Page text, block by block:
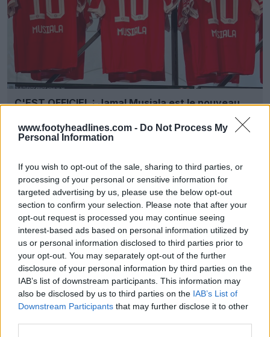
www.footyheadlines.com - Do Not Process My
Personal Information
If you wish to opt-out of the sale, sharing to third parties, or
processing of your personal or sensitive information for
targeted advertising by us, please use the below opt-out
section to confirm your selection. Please note that after your
opt-out request is processed you may continue seeing
interest-based ads based on personal information utilized by
us or personal information disclosed to third parties prior to
your opt-out. You may separately opt-out of the further
disclosure of your personal information by third parties on the
IAB’s list of downstream participants. This information may
also be disclosed by us to third parties on the IAB’s List of
Downstream Participants that may further disclose it to other
C'EST OFFICIEL : Jamal Musiala est le nouveau
1 0 0 503 3 Juil 2025
Le Bayern Munich retire son maillot numéro 5 en
l'honneur de Franz Beckenbauer